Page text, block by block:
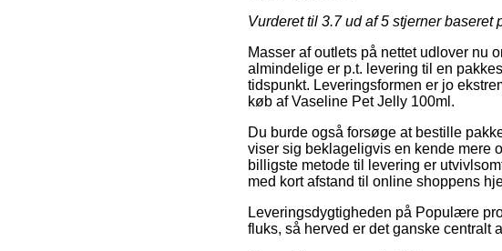
Vurderet til 3.7ud af 5 stjerner baseret
Masser af outlets på nettet udlover nu
almindelige er p.t. levering til en
tidspunkt. Leveringsformen er jo
køb af Vaseline Pet Jelly 100ml.
Du burde også forsøge at bestille
viser sig beklageligvis en kende mere
billigste metode til levering er
med kort afstand til online shoppens
Leveringsdygtigheden på Populære
fluks, så herved er det ganske centralt